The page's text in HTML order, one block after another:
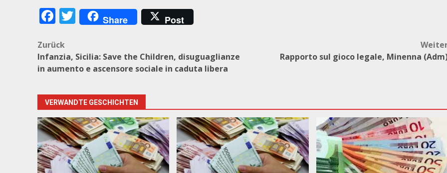
Facebook
Twitter
Share Post
Beitragsnavigation
Zurück
Infanzia, Sicilia: Save the Children, disuguaglianze
in aumento e ascensore sociale in caduta libera
Rapporto sul gioco legale, Minenna
VERWANDTE GESCHICHTEN